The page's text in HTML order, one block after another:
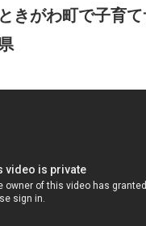
きがわ町で子育て